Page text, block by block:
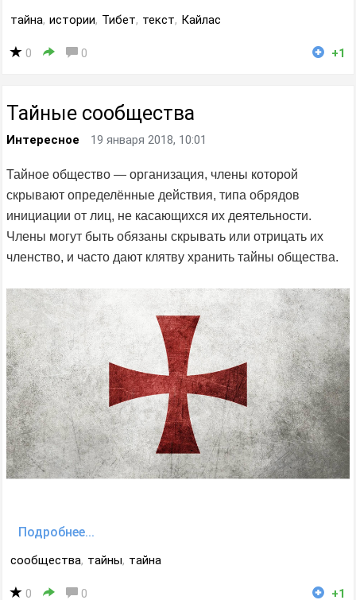
тайна, истории, Тибет, текст, Кайлас
0 0 +1
Тайные сообщества
Интересное 19 января 2018, 10:01
Тайное общество — организация, члены которой
скрывают определённые действия, типа обрядов
инициации от лиц, не касающихся их деятельности.
Члены могут быть обязаны скрывать или отрицать их
членство, и часто дают клятву хранить тайны общества.
Подробнее...
сообщества, тайны, тайна
0 0 +1